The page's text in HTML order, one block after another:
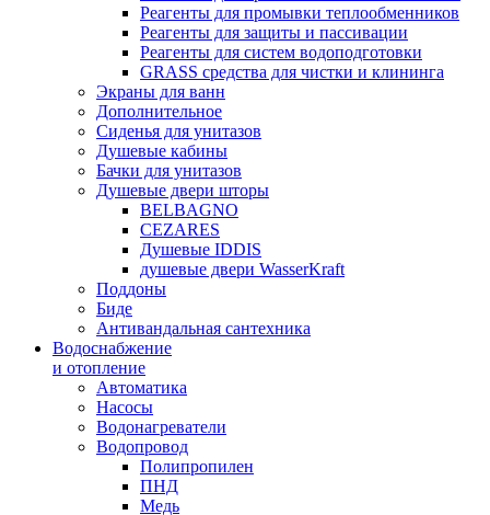
Реагенты для промывки теплообменников
Реагенты для защиты и пассивации
Реагенты для систем водоподготовки
GRASS средства для чистки и клининга
Экраны для ванн
Дополнительное
Сиденья для унитазов
Душевые кабины
Бачки для унитазов
Душевые двери шторы
BELBAGNO
CEZARES
Душевые IDDIS
душевые двери WasserKraft
Поддоны
Биде
Антивандальная сантехника
Водоснабжение
и отопление
Автоматика
Насосы
Водонагреватели
Водопровод
Полипропилен
ПНД
Медь